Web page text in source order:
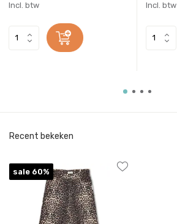
Incl. btw
Incl. btw
Recent bekeken
sale 60%